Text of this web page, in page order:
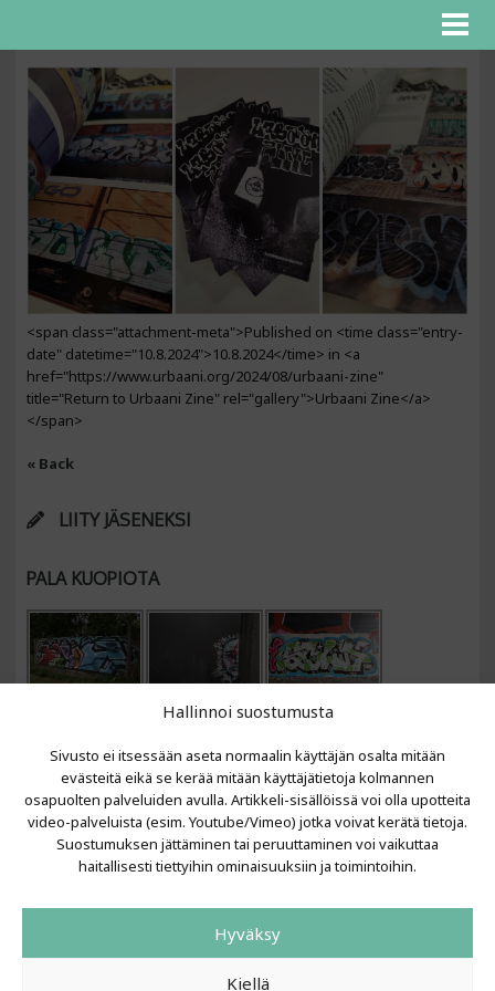
Hallinnoi suostumusta
Sivusto ei itsessään aseta normaalin käyttäjän osalta mitään
evästeitä eikä se kerää mitään käyttäjätietoja kolmannen
osapuolten palveluiden avulla. Artikkeli-sisällöissä voi olla upotteita
video-palveluista (esim. Youtube/Vimeo) jotka voivat kerätä tietoja.
Suostumuksen jättäminen tai peruuttaminen voi vaikuttaa
haitallisesti tiettyihin ominaisuuksiin ja toimintoihin.
Hyväksy
Kiellä
<span class="attachment-meta">Published on <time class="entry-
date" datetime="10.8.2024">10.8.2024</time> in <a
href="https://www.urbaani.org/2024/08/urbaani-zine"
title="Return to Urbaani Zine" rel="gallery">Urbaani Zine</a>
</span>
« Back
LIITY JÄSENEKSI
PALA KUOPIOTA
VIIMEISIMMÄT ARTIKKELIT
LAINIT 2025: Tarhapäivä
Urbaani Zine